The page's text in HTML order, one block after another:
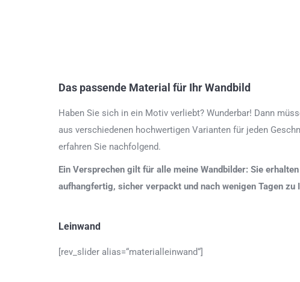
Das passende Material für Ihr Wandbild
Haben Sie sich in ein Motiv verliebt? Wunderbar! Dann
aus verschiedenen hochwertigen Varianten für jeden
erfahren Sie nachfolgend.
Ein Versprechen gilt für alle meine Wandbilder: Sie
aufhangfertig, sicher verpackt und nach wenigen Tagen zu
Leinwand
[rev_slider alias=“materialleinwand“]